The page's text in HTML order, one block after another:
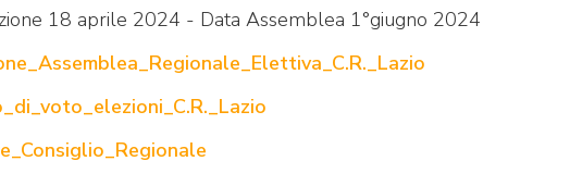
18 aprile 2024 - Data Assemblea 1°giugno 2024